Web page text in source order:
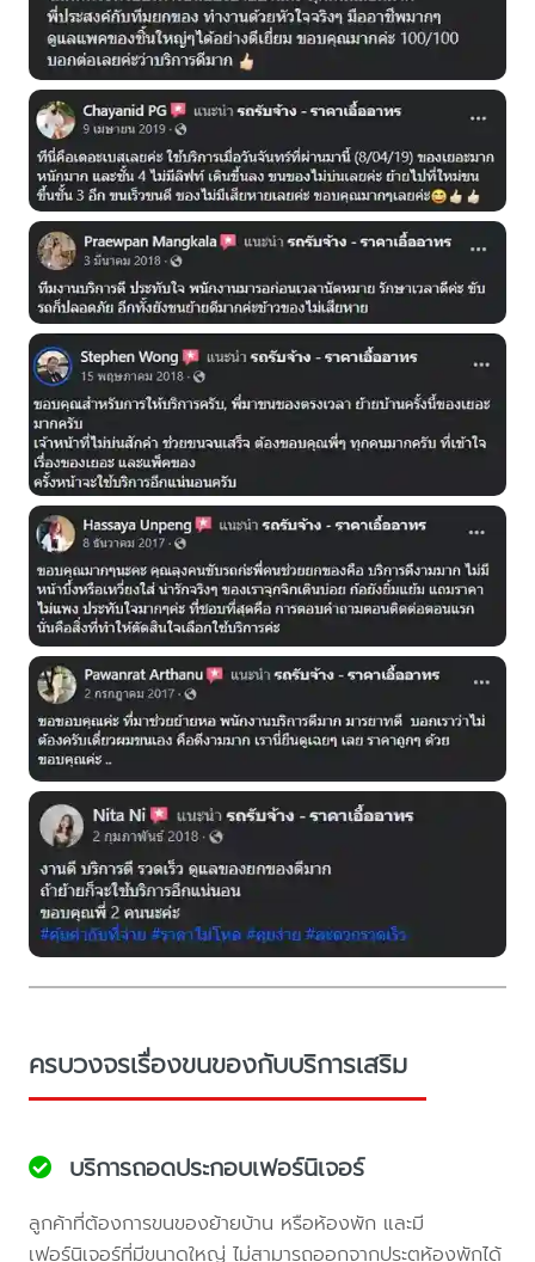
ครบวงจรเรื่องขนของกับบริการเสริม
บริการถอดประกอบเฟอร์นิเจอร์
ลูกค้าที่ต้องการขนของย้ายบ้าน หรือห้องพัก และมี
เฟอร์นิเจอร์ที่มีขนาดใหญ่ ไม่สามารถออกจากประตูห้องพักได้